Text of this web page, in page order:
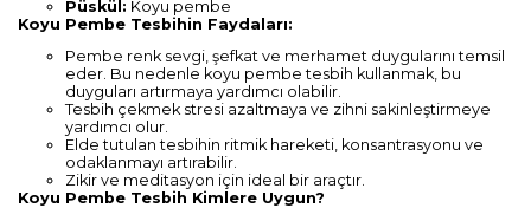
Püskül: Koyu pembe
Koyu Pembe Tesbihin Faydaları:
Pembe renk sevgi, şefkat ve merhamet duygularını temsil
eder. Bu nedenle koyu pembe tesbih kullanmak, bu
duyguları artırmaya yardımcı olabilir.
Tesbih çekmek stresi azaltmaya ve zihni sakinleştirmeye
yardımcı olur.
Elde tutulan tesbihin ritmik hareketi, konsantrasyonu ve
odaklanmayı artırabilir.
Zikir ve meditasyon için ideal bir araçtır.
Koyu Pembe Tesbih Kimlere Uygun?